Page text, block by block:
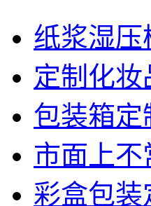
纸浆湿压
定制化
包装箱
市面上
彩盒包